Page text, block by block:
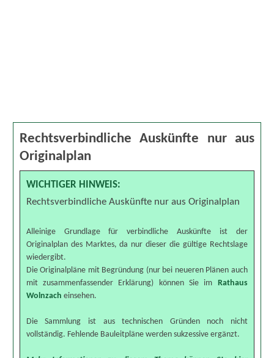
Rechtsverbindliche Auskünfte nur aus
Originalplan
WICHTIGER HINWEIS:
Rechtsverbindliche Auskünfte nur aus Originalplan
Alleinige Grundlage für verbindliche Auskünfte ist der
Originalplan des Marktes, da nur dieser die gültige Rechtslage
wiedergibt.
Die Originalpläne mit Begründung (nur bei neueren Plänen auch
mit zusammenfassender Erklärung) können Sie im Rathaus
Wolnzach einsehen.
Die Sammlung ist aus technischen Gründen noch nicht
vollständig. Fehlende Bauleitpläne werden sukzessive ergänzt.